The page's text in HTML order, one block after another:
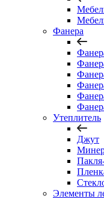
Фанера
Утеплитель
Джут
Элементы